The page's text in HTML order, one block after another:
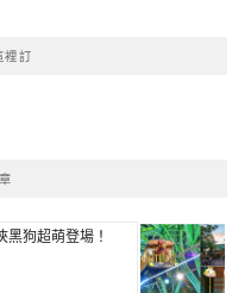
裡訂
狗超萌登場！